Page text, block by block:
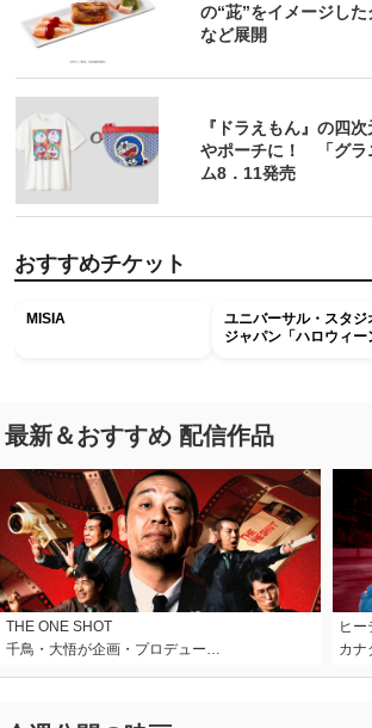
の“茈”をイメージし
など展開
『ドラえもん』の四
やポーチに！ 「グラ
ム8．11発売
おすすめチケット
MISIA
ユニバーサル・スタジ
ジャパン「ハロウィー
最新＆おすすめ 配信作品
THE ONE SHOT
千鳥・大悟が企画・プロデュー…
ヒー
カナ